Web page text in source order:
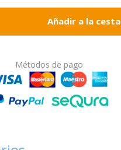
Añadir a la cesta
Métodos de pago